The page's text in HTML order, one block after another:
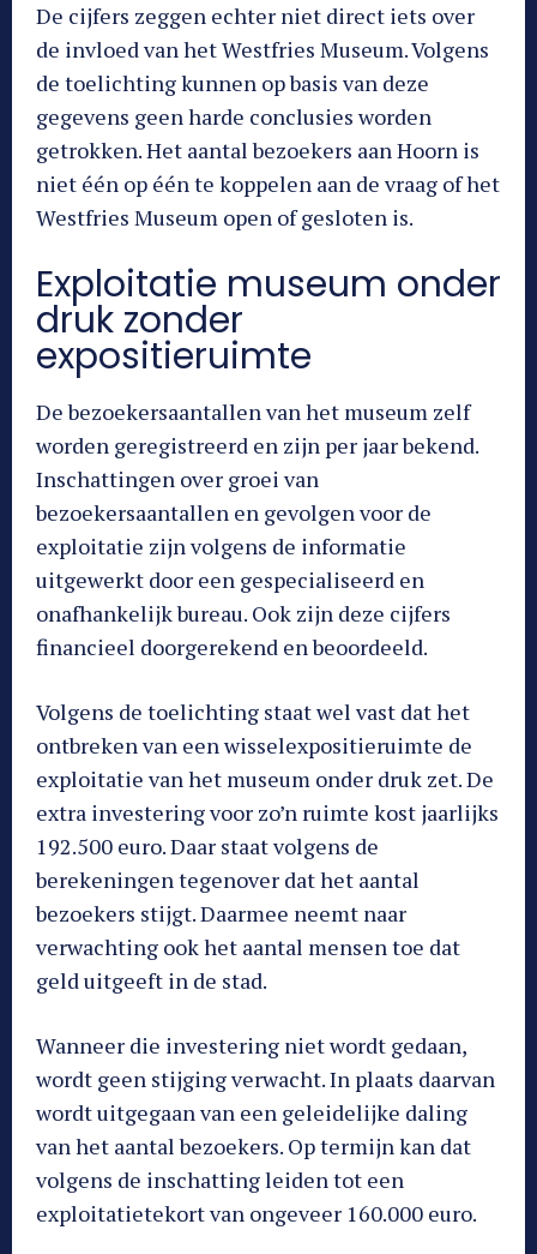
De cijfers zeggen echter niet direct iets over
de invloed van het Westfries Museum. Volgens
de toelichting kunnen op basis van deze
gegevens geen harde conclusies worden
getrokken. Het aantal bezoekers aan Hoorn is
niet één op één te koppelen aan de vraag of het
Westfries Museum open of gesloten is.
Exploitatie museum onder
druk zonder
expositieruimte
De bezoekersaantallen van het museum zelf
worden geregistreerd en zijn per jaar bekend.
Inschattingen over groei van
bezoekersaantallen en gevolgen voor de
exploitatie zijn volgens de informatie
uitgewerkt door een gespecialiseerd en
onafhankelijk bureau. Ook zijn deze cijfers
financieel doorgerekend en beoordeeld.
Volgens de toelichting staat wel vast dat het
ontbreken van een wisselexpositieruimte de
exploitatie van het museum onder druk zet. De
extra investering voor zo’n ruimte kost jaarlijks
192.500 euro. Daar staat volgens de
berekeningen tegenover dat het aantal
bezoekers stijgt. Daarmee neemt naar
verwachting ook het aantal mensen toe dat
geld uitgeeft in de stad.
Wanneer die investering niet wordt gedaan,
wordt geen stijging verwacht. In plaats daarvan
wordt uitgegaan van een geleidelijke daling
van het aantal bezoekers. Op termijn kan dat
volgens de inschatting leiden tot een
exploitatietekort van ongeveer 160.000 euro.